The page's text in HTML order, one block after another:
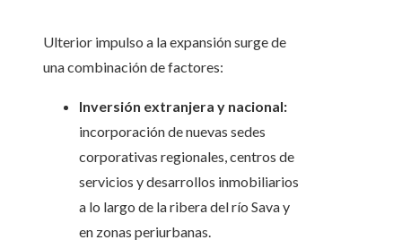
Ulterior impulso a la expansión surge de
una combinación de factores:
Inversión extranjera y nacional:
incorporación de nuevas sedes
corporativas regionales, centros de
servicios y desarrollos inmobiliarios
a lo largo de la ribera del río Sava y
en zonas periurbanas.